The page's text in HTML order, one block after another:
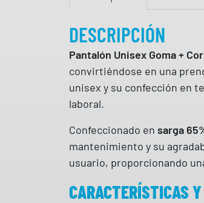
DESCRIPCIÓN
Pantalón Unisex Goma +
convirtiéndose en una
unisex y su confección en
laboral.
Confeccionado en sarga
mantenimiento y su
usuario, proporcionando
CARACTERÍSTICAS